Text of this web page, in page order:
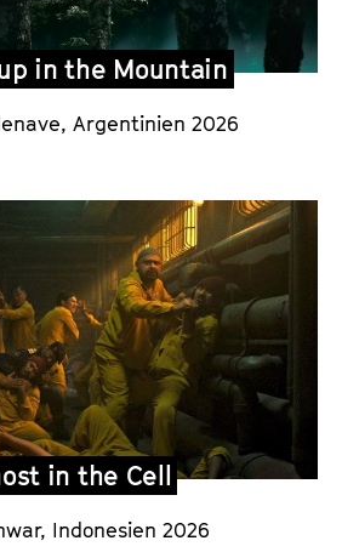
in the Mountain
, Argentinien 2026
in the Cell
, Indonesien 2026